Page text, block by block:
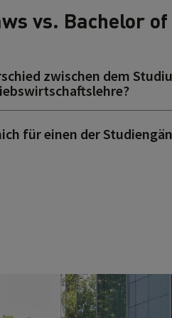
vs. Bachelor
zwischen dem
für einen der